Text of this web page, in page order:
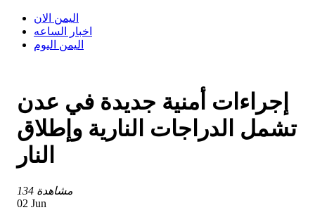
اليمن الان
اخبار الساعه
اليمن اليوم
إجراءات أمنية جديدة في عدن
تشمل الدراجات النارية وإطلاق
النار
134 مشاهدة
02 Jun